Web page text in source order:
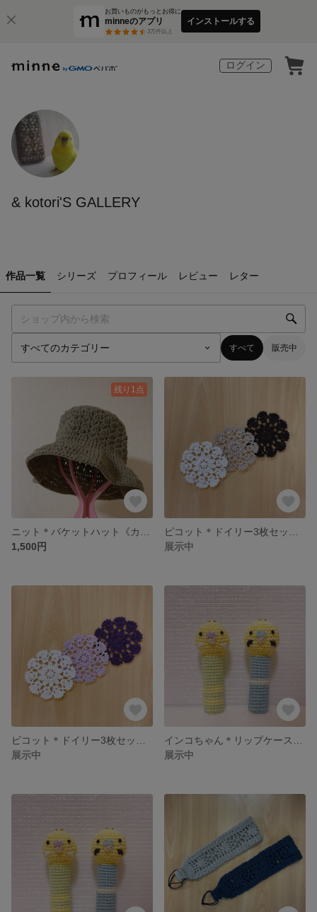
お買いものがもっとお得に
minneのアプリ
3万件以上
インストールする
ログイン
& kotori'S GALLERY
作品一覧 シリーズ プロフィール レビュー レター
すべて 販売中
残り1点
1,500円
展示中
展示中
展示中